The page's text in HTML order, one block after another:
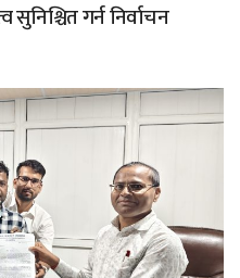
गर्न निर्वाचन